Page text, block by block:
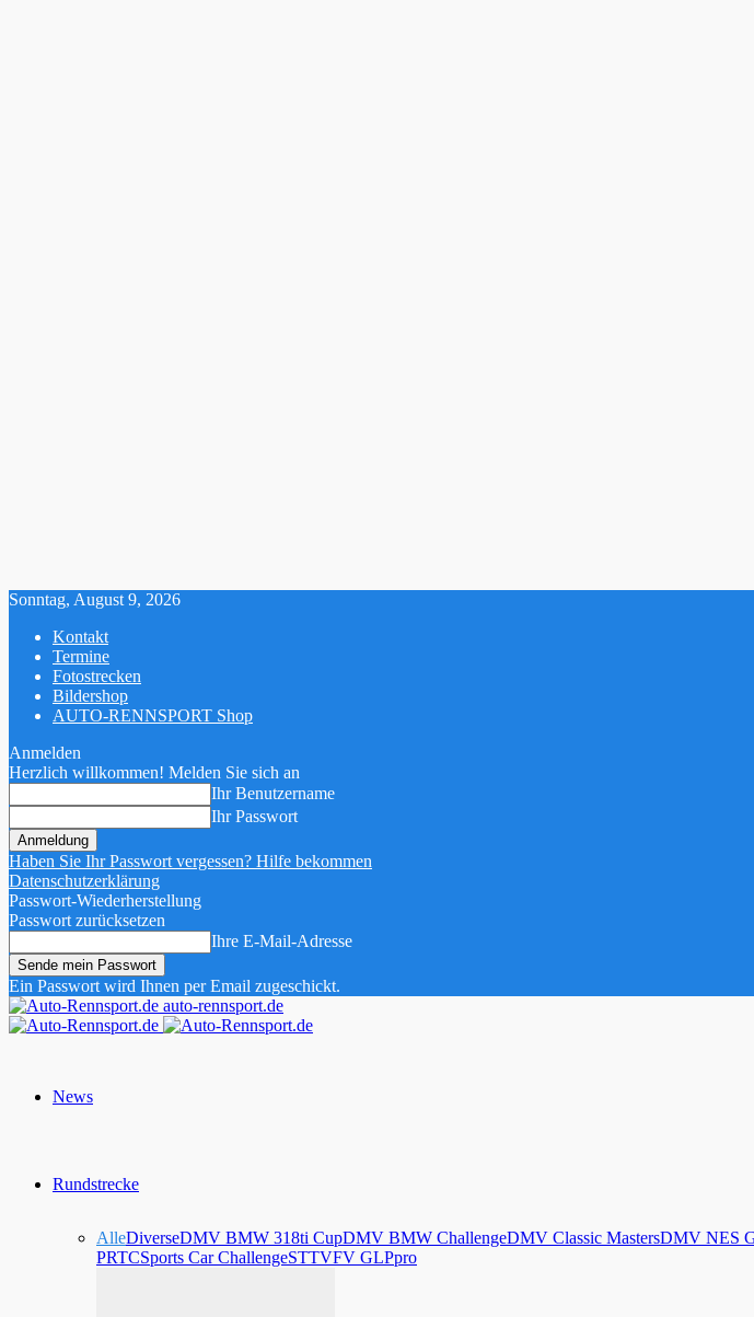
Sonntag, August 9, 2026
Kontakt
Termine
Fotostrecken
Bildershop
AUTO-RENNSPORT Shop
Anmelden
Herzlich willkommen! Melden Sie sich an
Ihr Benutzername
Ihr Passwort
Haben Sie Ihr Passwort vergessen? Hilfe bekommen
Datenschutzerklärung
Passwort-Wiederherstellung
Passwort zurücksetzen
Ihre E-Mail-Adresse
Ein Passwort wird Ihnen per Email zugeschickt.
auto-rennsport.de
News
Rundstrecke
AlleDiverseDMV BMW 318ti CupDMV BMW ChallengeDMV Classic MastersDMV NES
PRTCSports Car ChallengeSTTVFV GLPpro